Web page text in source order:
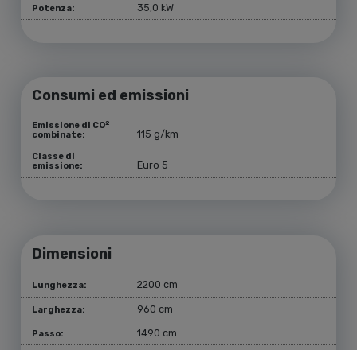
Potenza: 35,0 kW
Consumi ed emissioni
Emissione di CO2
combinate: 115 g/km
Classe di
emissione:
Euro 5
Dimensioni
Lunghezza: 2200 cm
Larghezza: 960 cm
Passo: 1490 cm